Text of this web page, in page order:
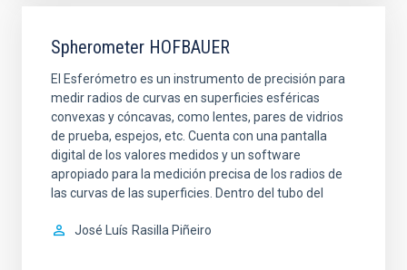
Spherometer HOFBAUER
El Esferómetro es un instrumento de precisión para
medir radios de curvas en superficies esféricas
convexas y cóncavas, como lentes, pares de vidrios
de prueba, espejos, etc. Cuenta con una pantalla
digital de los valores medidos y un software
apropiado para la medición precisa de los radios de
las curvas de las superficies. Dentro del tubo del
José Luís Rasilla Piñeiro